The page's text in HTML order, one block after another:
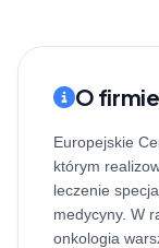
O firmie
Europejskie
którym
leczenie
medycyny. W
onkologia